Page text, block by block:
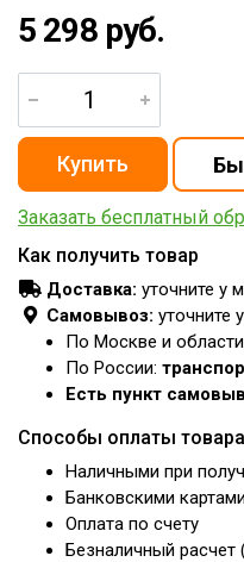
5 298 руб.
Заказать бесплатный
Как получить товар
Доставка: уточните у
Самовывоз: уточните
По Москве и
По России:
Есть пункт
Способы оплаты товара
Наличными при
Банковскими картами
Оплата по счету
Безналичный